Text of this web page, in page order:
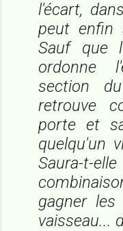
l'écart,
peut enfin
Sauf que
ordonne
section
retrouve
porte et
quelqu'un
Saura-t-
gagner
vaisseau...